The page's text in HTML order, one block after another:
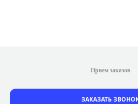
Прием заказов
ЗАКАЗАТЬ